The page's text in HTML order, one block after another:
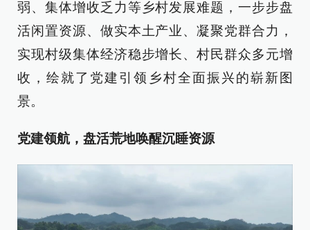
弱、集体增收乏力等乡村发展难题，一步步盘
活闲置资源、做实本土产业、凝聚党群合力，
实现村级集体经济稳步增长、村民群众多元增
收，绘就了党建引领乡村全面振兴的崭新图
景。
党建领航，盘活荒地唤醒沉睡资源